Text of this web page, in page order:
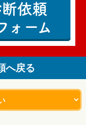
依頼
ォーム
へ戻る